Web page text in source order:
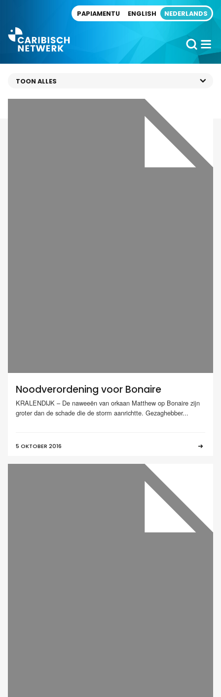
PAPIAMENTU ENGLISH NEDERLANDS
Noodverordening voor Bonaire
KRALENDIJK – De naweeën van orkaan Matthew op Bonaire zijn
groter dan de schade die de storm aanrichtte. Gezaghebber...
5 OKTOBER 2016